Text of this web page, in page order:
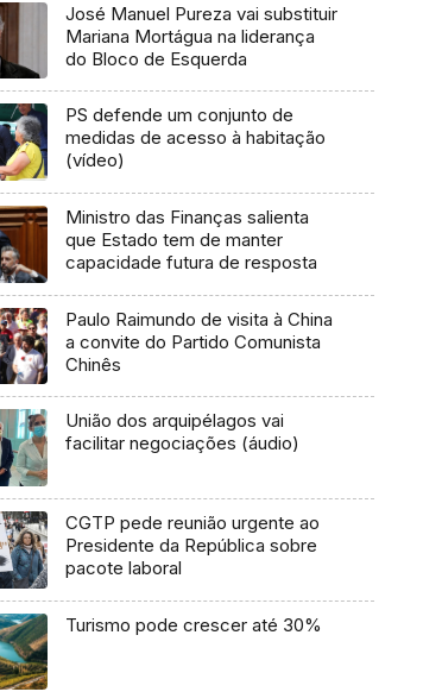
José Manuel Pureza vai substituir
Mariana Mortágua na liderança
do Bloco de Esquerda
PS defende um conjunto de
medidas de acesso à habitação
(vídeo)
Ministro das Finanças salienta
que Estado tem de manter
capacidade futura de resposta
Paulo Raimundo de visita à China
a convite do Partido Comunista
Chinês
União dos arquipélagos vai
facilitar negociações (áudio)
CGTP pede reunião urgente ao
Presidente da República sobre
pacote laboral
Turismo pode crescer até 30%